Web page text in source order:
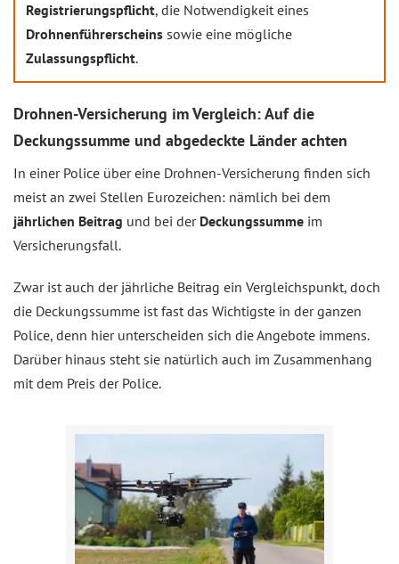
Registrierungspflicht, die Notwendigkeit eines
Drohnenführerscheins sowie eine mögliche
Zulassungspflicht.
Drohnen-Versicherung im Vergleich: Auf die
Deckungssumme und abgedeckte Länder achten
In einer Police über eine Drohnen-Versicherung finden sich
meist an zwei Stellen Eurozeichen: nämlich bei dem
jährlichen Beitrag und bei der Deckungssumme im
Versicherungsfall.
Zwar ist auch der jährliche Beitrag ein Vergleichspunkt, doch
die Deckungssumme ist fast das Wichtigste in der ganzen
Police, denn hier unterscheiden sich die Angebote immens.
Darüber hinaus steht sie natürlich auch im Zusammenhang
mit dem Preis der Police.